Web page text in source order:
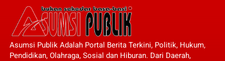
Asumsi Publik Adalah Portal Berita Terkini, Politik, Hukum,
Pendidikan, Olahraga, Sosial dan Hiburan. Dari Daerah,